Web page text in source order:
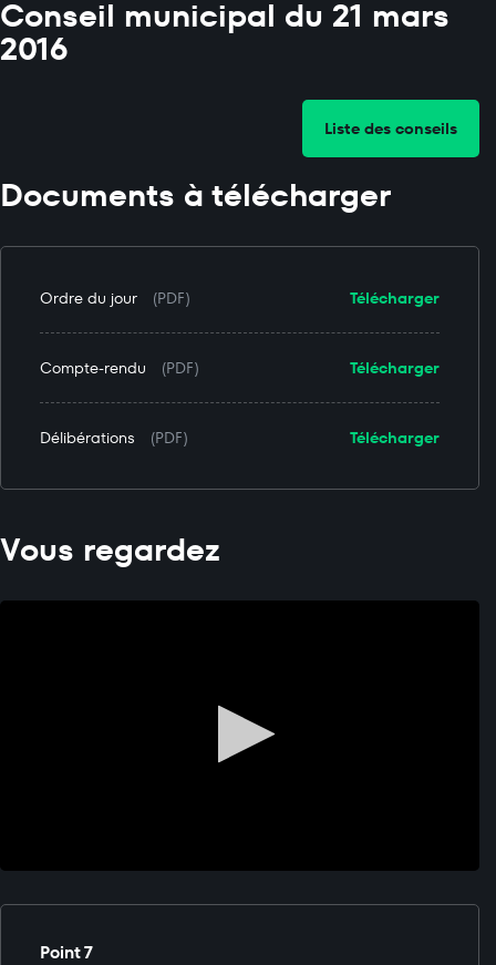
Conseil municipal du 21 mars
2016
Liste des conseils
Documents à télécharger
Télécharger
Ordre du jour (PDF)
Télécharger
Compte-rendu (PDF)
Télécharger
Délibérations (PDF)
Vous regardez
Point 7